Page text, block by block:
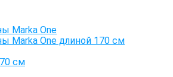
Marka One
Marka One длиной 170 см
см